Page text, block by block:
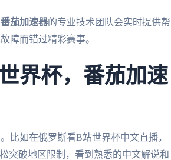
番茄加速器的专业技术团队会实时提供帮
障而错过精彩赛事。
界杯，番茄加速
比如在俄罗斯看B站世界杯中文直播，
突破地区限制，看到熟悉的中文解说和